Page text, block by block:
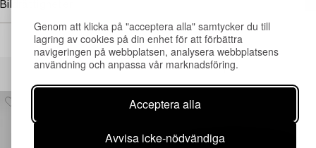
Genom att klicka på "acceptera alla" samtycker du till
lagring av cookies på din enhet för att förbättra
navigeringen på webbplatsen, analysera webbplatsens
användning och anpassa vår marknadsföring.
Acceptera alla
Avvisa icke-nödvändiga
Bildrättigheter
Andra har även tittat på